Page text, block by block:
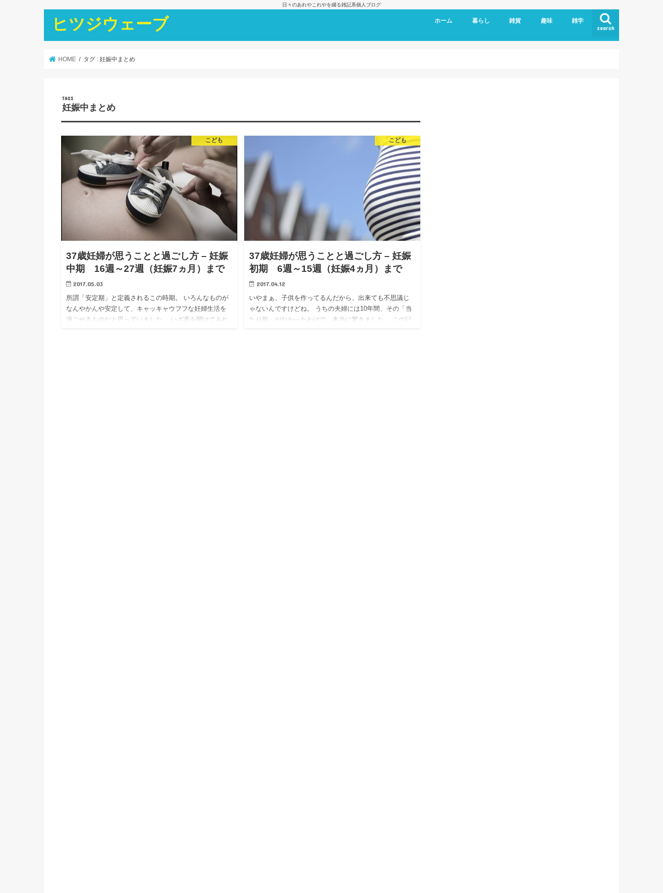
日々のあれやこれやを綴る雑記系個人ブログ
ヒツジウェーブ search
ホーム
プライバシーポリシー
暮らし
こども 妊娠、出産
育児メモ
エッセイ
ヘルスケア 粉瘤
美容
肩こり
ペット、動物
雑貨
家具/家電
手作り雑貨
日用雑貨
食品
趣味
おでかけログ
伊勢だより
映画/ドラマ
雑学
Blog/WordPress
PC、IT業務
アプリ/webサービス
英語
HOME タグ : 妊娠中まとめ
妊娠中まとめ
こども
37歳妊婦が思うことと過ごし方 – 妊娠
中期 16週～27週（妊娠7ヵ月）まで
2017.05.03
所謂「安定期」と定義されるこの時期。 いろんなものが
なんやかんや安定して、キャッキャウフフな妊婦生活を
過ごせるものだと思っていました。 いざ蓋を開けてみれ
こども
37歳妊婦が思うことと過ごし方 – 妊娠
初期 6週～15週（妊娠4ヵ月）まで
2017.04.12
いやまぁ、子供を作ってるんだから、出来ても不思議じ
ゃないんですけどね。 うちの夫婦には10年間、その「当
たり前」がなかったわけで、本当に驚きました。 この記